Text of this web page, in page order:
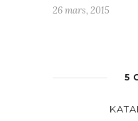
26 mars, 2015
5